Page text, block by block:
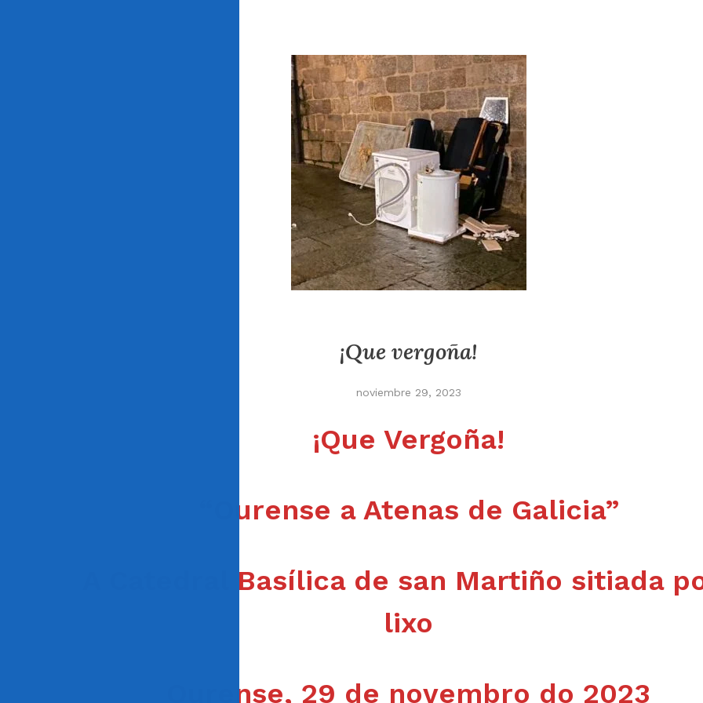
¡Que vergoña!
noviembre 29, 2023
¡Que Vergoña!
“Ourense a Atenas de Galicia”
A Catedral Basílica de san Martiño sitiada
lixo
Ourense, 29 de novembro do 2023